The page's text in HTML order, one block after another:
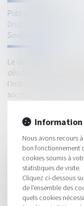
Publié le :
Droit public
Source :
Le décret n° 2023-410
dépôt sous forme
l'instruction des
sociaux...
HISTORIQUE
Quelle prise en
loi ZAN ?
Information
Nous avons recours
bon fonctionnement
cookies soumis à
statistiques de visite.
Cliquez ci-dessous
de l'ensemble des
quels cookies